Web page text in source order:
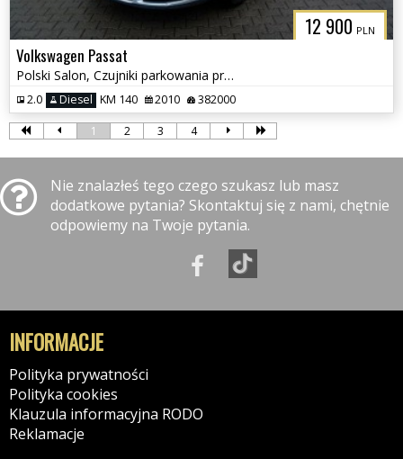
12 900 PLN
Volkswagen Passat
Polski Salon, Czujniki parkowania przód i tył, Klimatyzacja
2.0 Diesel KM 140 2010 382000
1 2 3 4
Nie znalazłeś tego czego szukasz lub masz
dodatkowe pytania? Skontaktuj się z nami, chętnie
odpowiemy na Twoje pytania.
INFORMACJE
Polityka prywatności
Polityka cookies
Klauzula informacyjna RODO
Reklamacje